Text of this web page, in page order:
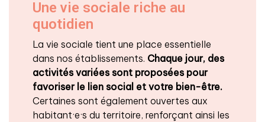
Une vie sociale riche au
quotidien
La vie sociale tient une place essentielle
dans nos établissements. Chaque jour, des
activités variées sont proposées pour
favoriser le lien social et votre bien-être.
Certaines sont également ouvertes aux
habitant·e·s du territoire, renforçant ainsi les